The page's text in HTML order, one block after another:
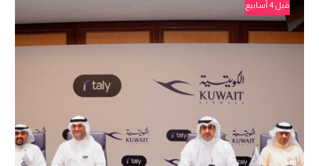
قبل 4 أسابيع